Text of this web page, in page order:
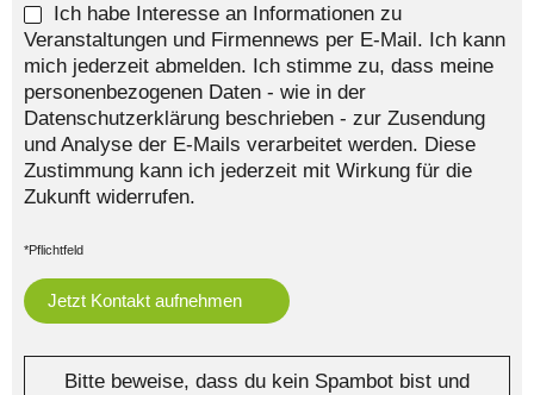
Ich habe Interesse an Informationen zu
Veranstaltungen und Firmennews per E-Mail. Ich kann
mich jederzeit abmelden. Ich stimme zu, dass meine
personenbezogenen Daten - wie in der
Datenschutzerklärung beschrieben - zur Zusendung
und Analyse der E-Mails verarbeitet werden. Diese
Zustimmung kann ich jederzeit mit Wirkung für die
Zukunft widerrufen.
*Pflichtfeld
Bitte beweise, dass du kein Spambot bist und